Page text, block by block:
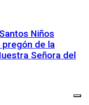
Niños
de la
Señora del